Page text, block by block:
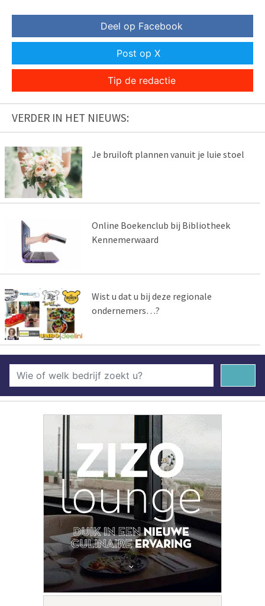
Deel op Facebook
Post op X
Tip de redactie
VERDER IN HET NIEUWS:
Je bruiloft plannen vanuit je luie stoel
Online Boekenclub bij Bibliotheek
Kennemerwaard
Wist u dat u bij deze regionale
ondernemers…?